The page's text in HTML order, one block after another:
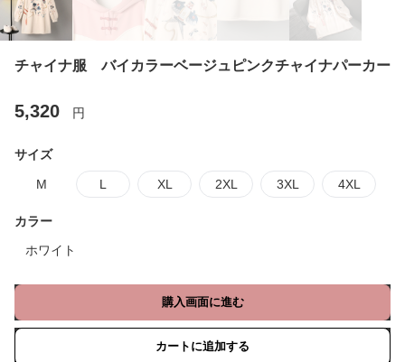
チャイナ服 バイカラーベージュピンクチャイナパーカー
5,320 円
サイズ
M L XL 2XL 3XL 4XL
カラー
ホワイト
購入画面に進む
カートに追加する